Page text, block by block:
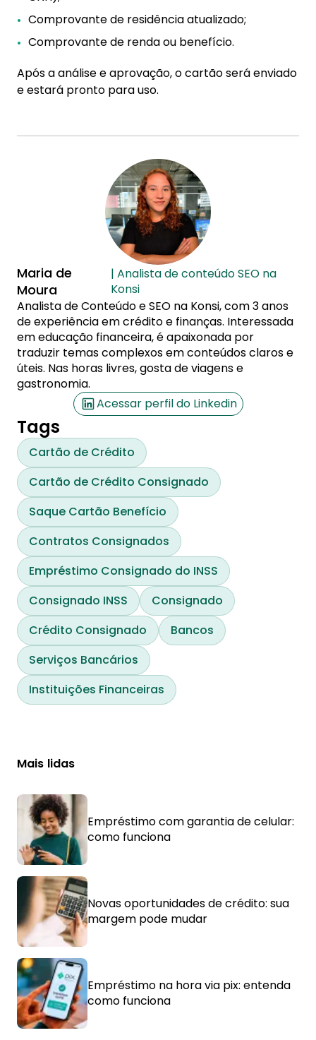
Comprovante de residência atualizado;
Comprovante de renda ou benefício.
Após a análise e aprovação, o cartão será enviado
e estará pronto para uso.
Maria de
Moura
| Analista de conteúdo SEO na
Konsi
Analista de Conteúdo e SEO na Konsi, com 3 anos
de experiência em crédito e finanças. Interessada
em educação financeira, é apaixonada por
traduzir temas complexos em conteúdos claros e
úteis. Nas horas livres, gosta de viagens e
gastronomia.
Acessar perfil do Linkedin
Tags
Cartão de Crédito
Cartão de Crédito Consignado
Saque Cartão Benefício
Contratos Consignados
Empréstimo Consignado do INSS
Consignado INSS
Consignado
Crédito Consignado
Bancos
Serviços Bancários
Instituições Financeiras
Mais lidas
Empréstimo com garantia de celular:
como funciona
Novas oportunidades de crédito: sua
margem pode mudar
Empréstimo na hora via pix: entenda
como funciona